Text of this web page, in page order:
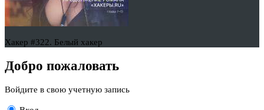
Хакер #322. Белый хакер
Добро пожаловать
Войдите в свою учетную запись